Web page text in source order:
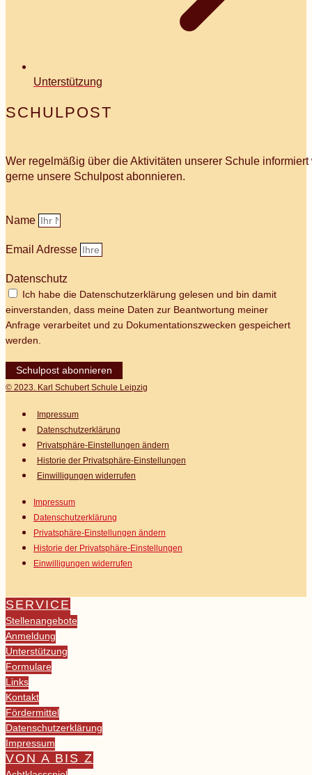
Unterstützung
SCHULPOST
Wer regelmäßig über die Aktivitäten unserer Schule
gerne unsere Schulpost abonnieren.
Name
Email Adresse
Datenschutz
Ich habe die Datenschutzerklärung gelesen und bin damit
einverstanden, dass meine Daten zur Beantwortung meiner
Anfrage verarbeitet und zu Dokumentationszwecken gespeichert
werden.
Schulpost abonnieren
© 2023. Karl Schubert Schule Leipzig
Impressum
Datenschutz­erklärung
Privatsphäre-Einstellungen ändern
Historie der Privatsphäre-Einstellungen
Einwilligungen widerrufen
Impressum
Datenschutz­erklärung
Privatsphäre-Einstellungen ändern
Historie der Privatsphäre-Einstellungen
Einwilligungen widerrufen
SERVICE
Stellenangebote
Anmeldung
Unterstützung
Formulare
Links
Kontakt
Fördermittel
Datenschutzerklärung
Impressum
VON A BIS Z